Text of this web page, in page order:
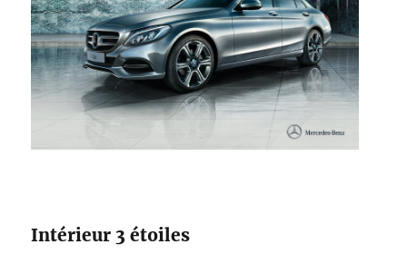
Intérieur 3 étoiles